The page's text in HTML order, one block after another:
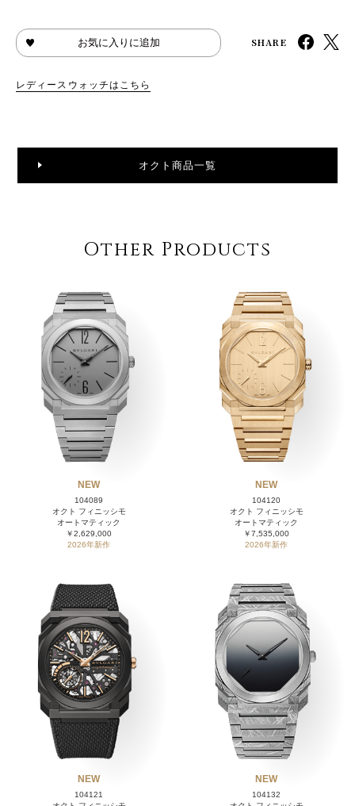
お気に入りに追加 SHARE
レディースウォッチはこちら
オクト商品一覧
Other Products
NEW
104089
オクト フィニッシモ
オートマティック
￥2,629,000
2026年新作
NEW
104120
オクト フィニッシモ
オートマティック
￥7,535,000
2026年新作
NEW
104121
NEW
104132